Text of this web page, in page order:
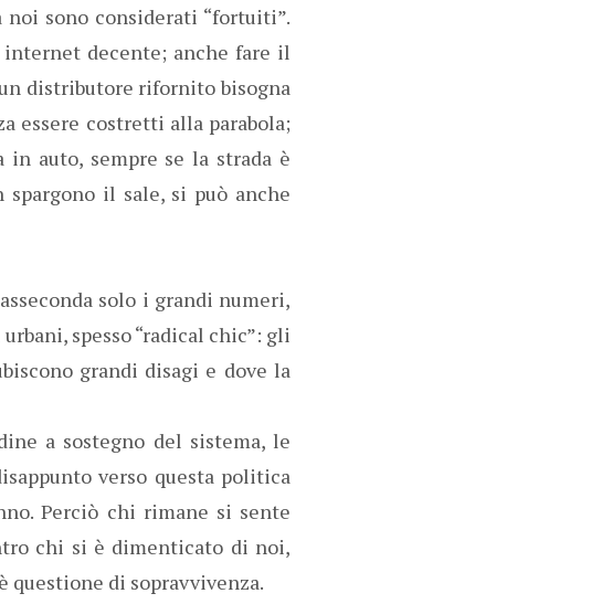
sono considerati “fortuiti”.
decente; anche fare il
distributore rifornito bisogna
essere costretti alla parabola;
in auto, sempre se la strada è
il sale, si può anche
solo i grandi numeri,
spesso “radical chic”: gli
grandi disagi e dove la
a sostegno del sistema, le
verso questa politica
Perciò chi rimane si sente
chi si è dimenticato di noi,
di sopravvivenza.